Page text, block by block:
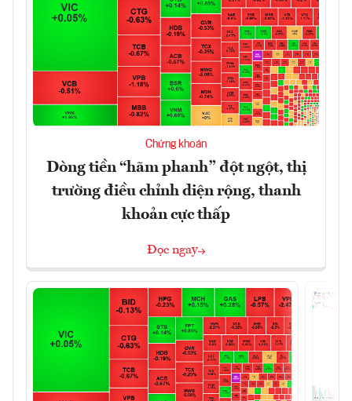
Chứng khoán
Dòng tiền “hãm phanh” đột ngột, thị
trường điều chỉnh diện rộng, thanh
khoản cực thấp
Đọc ngay